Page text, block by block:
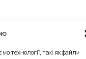
технології, такі як файли